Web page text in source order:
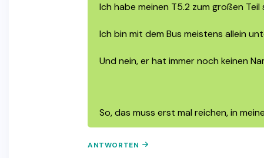
Ich habe meinen T5.2 zum großen
Ich bin mit dem Bus meistens allein
Und nein, er hat immer noch keinen
So, das muss erst mal reichen, in
ANTWORTEN